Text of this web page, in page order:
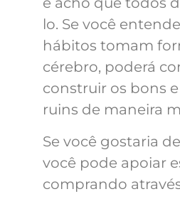
lo. Se você
hábitos tomam
cérebro, poderá
construir os bons
ruins de maneira
Se você gostaria
você pode apoiar
comprando